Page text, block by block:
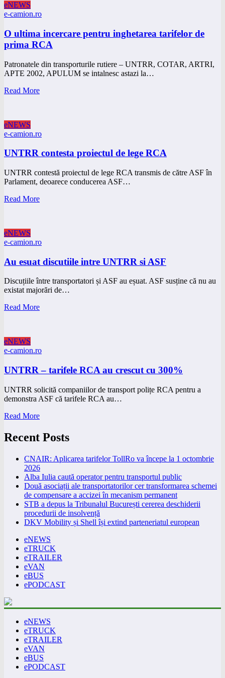
eNEWS
e-camion.ro
O ultima incercare pentru inghetarea tarifelor de
prima RCA
Patronatele din transporturile rutiere – UNTRR, COTAR, ARTRI,
APTE 2002, APULUM se intalnesc astazi la…
Read More
eNEWS
e-camion.ro
UNTRR contesta proiectul de lege RCA
UNTRR contestă proiectul de lege RCA transmis de către ASF în
Parlament, deoarece conducerea ASF…
Read More
eNEWS
e-camion.ro
Au esuat discutiile intre UNTRR si ASF
Discuțiile între transportatori și ASF au eșuat. ASF susține că nu au
existat majorări de…
Read More
eNEWS
e-camion.ro
UNTRR – tarifele RCA au crescut cu 300%
UNTRR solicită companiilor de transport polițe RCA pentru a
demonstra ASF că tarifele RCA au…
Read More
Recent Posts
CNAIR: Aplicarea tarifelor TollRo va începe la 1 octombrie
2026
Alba Iulia caută operator pentru transportul public
Două asociații ale transportatorilor cer transformarea schemei
de compensare a accizei în mecanism permanent
STB a depus la Tribunalul București cererea deschiderii
procedurii de insolvență
DKV Mobility și Shell își extind parteneriatul european
eNEWS
eTRUCK
eTRAILER
eVAN
eBUS
ePODCAST
eNEWS
eTRUCK
eTRAILER
eVAN
eBUS
ePODCAST